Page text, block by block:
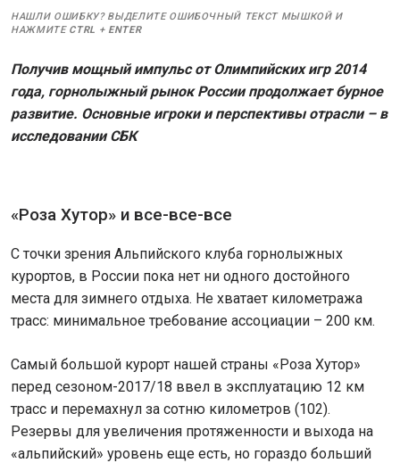
НАШЛИ ОШИБКУ? ВЫДЕЛИТЕ ОШИБОЧНЫЙ ТЕКСТ МЫШКОЙ И
НАЖМИТЕ CTRL + ENTER
Получив мощный импульс от Олимпийских игр 2014
года, горнолыжный рынок России продолжает бурное
развитие. Основные игроки и перспективы отрасли – в
исследовании СБК
«Роза Хутор» и все-все-все
С точки зрения Альпийского клуба горнолыжных
курортов, в России пока нет ни одного достойного
места для зимнего отдыха. Не хватает километража
трасс: минимальное требование ассоциации – 200 км.
Самый большой курорт нашей страны «Роза Хутор»
перед сезоном-2017/18 ввел в эксплуатацию 12 км
трасс и перемахнул за сотню километров (102).
Резервы для увеличения протяженности и выхода на
«альпийский» уровень еще есть, но гораздо больший